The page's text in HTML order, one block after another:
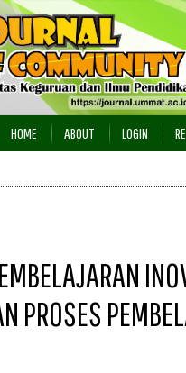
HOME ABOUT LOGIN
PROSES